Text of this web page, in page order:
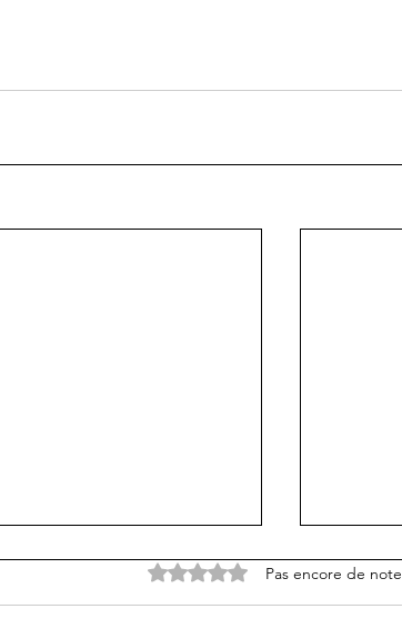
Noté 0 étoile sur 5.Pas encore de note